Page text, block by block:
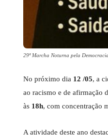
29ª Marcha Noturna pela
No próximo dia 12 /05, a
ao racismo e de afirmação
às 18h, com concentração
A atividade deste ano